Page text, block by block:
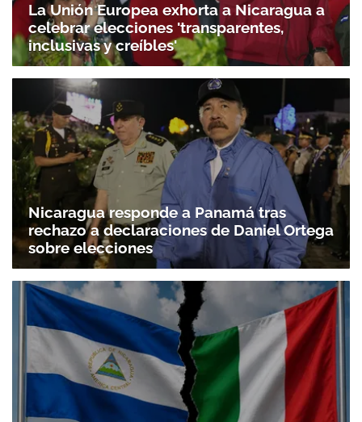
La Unión Europea exhorta a Nicaragua a
celebrar elecciones 'transparentes,
inclusivas y creíbles'
Nicaragua responde a Panamá tras
rechazo a declaraciones de Daniel Ortega
sobre elecciones